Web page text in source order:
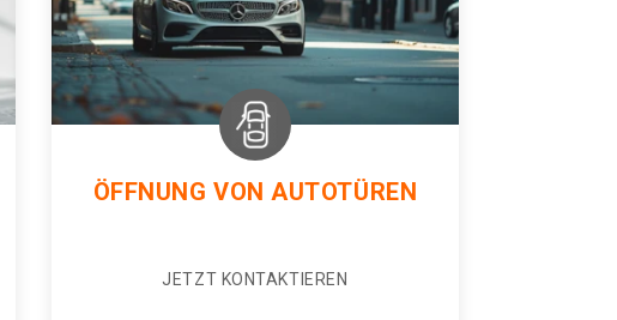
ÖFFNUNG VON AUTOTÜREN
JETZT KONTAKTIEREN